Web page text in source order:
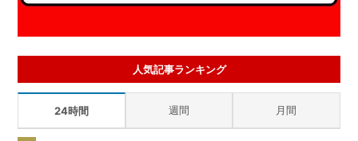
人気記事ランキング
24時間 週間 月間